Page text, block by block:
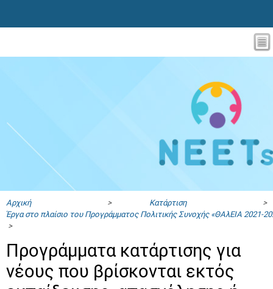
Αρχική> Κατάρτιση>
Έργα στο πλαίσιο του Προγράμματος Πολιτικής Συνοχής «ΘΑλΕΙΑ 2021-
>
Προγράμματα κατάρτισης για
νέους που βρίσκονται εκτός